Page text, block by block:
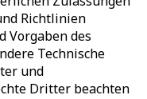
Richtlinien
Vorgaben des
Technische
und
Dritter beachten